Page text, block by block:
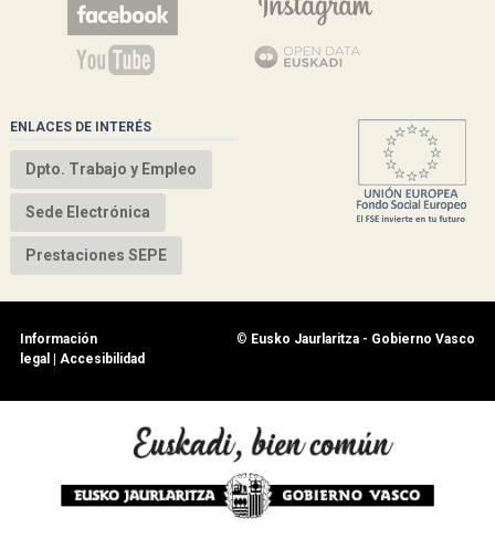
ENLACES DE INTERÉS
Dpto. Trabajo y Empleo
Sede Electrónica
Prestaciones SEPE
Información
legal | Accesibilidad
© Eusko Jaurlaritza - Gobierno Vasco